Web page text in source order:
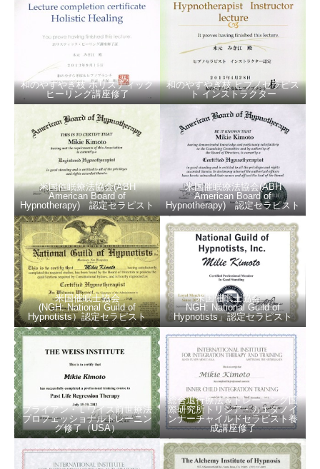
和のやすやぎ枝 ホリスティック
ヒーリング講座修了
和のやすやぎ枝 ヒプノセラピス
ト インストラクター
米国催眠療法協会(ABH
American Board of
Hypnotherapy) 認定セラピスト
米国催眠療法協会(ABH
American Board of
Hypnotherapy) 認定セラピスト
米国催眠士協会
(NGH: National Guild of
Hypnotists）認定セラピスト
米国催眠士協会「
NGH: National Guild of
Hypnotists」認定セラピスト
ブライアン・Ｌワイス前世療法
プロフェッショナルトレーニン
グ修了（USA）
総合退行療法＆トレーニング国
際研究所トリシア・カエタノイ
ンナーチャイルドセラピスト養
成講座修了